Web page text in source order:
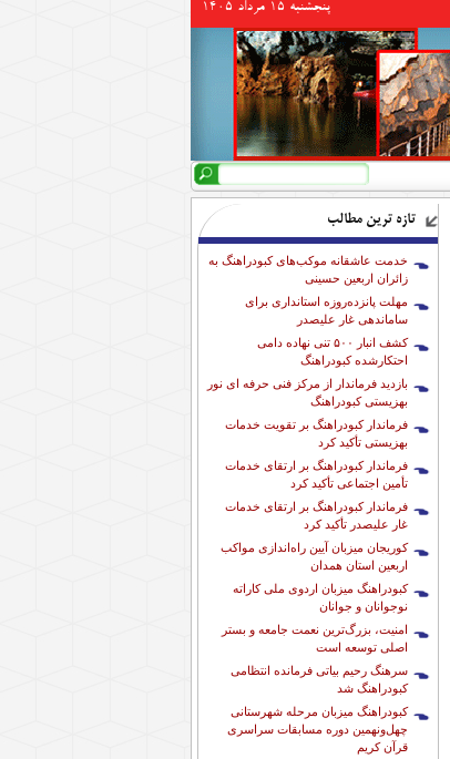
پنجشنبه 15 مرداد 1405
فرم جستجو
جستجو
تازه ترین مطالب
خدمت عاشقانه موکب‌های کبودراهنگ به
زائران اربعین حسینی
مهلت پانزده‌روزه استانداری برای
ساماندهی غار علیصدر
کشف انبار ۵۰۰ تنی نهاده دامی
احتکارشده کبودراهنگ
بازدید فرماندار از مرکز فنی حرفه ای نور
بهزیستی کبودراهنگ
فرماندار کبودراهنگ بر تقویت خدمات
بهزیستی تأکید کرد
فرماندار کبودراهنگ بر ارتقای خدمات
تأمین اجتماعی تأکید کرد
فرماندار کبودراهنگ بر ارتقای خدمات
غار علیصدر تأکید کرد
کوریجان میزبان آیین راه‌اندازی مواکب
اربعین استان همدان
کبودراهنگ میزبان اردوی ملی کاراته
نوجوانان و جوانان
امنیت، بزرگ‌ترین نعمت جامعه و بستر
اصلی توسعه است
سرهنگ رحیم بیاتی فرمانده انتظامی
کبودراهنگ شد
کبودراهنگ میزبان مرحله شهرستانی
چهل‌ونهمین دوره مسابقات سراسری
قرآن کریم